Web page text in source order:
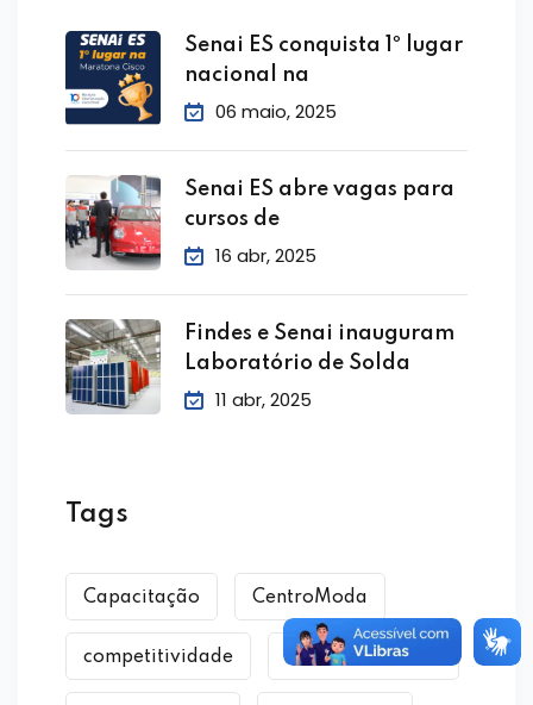
Senai ES conquista 1º lugar
nacional na
06 maio, 2025
Senai ES abre vagas para
cursos de
16 abr, 2025
Findes e Senai inauguram
Laboratório de Solda
11 abr, 2025
Tags
Capacitação CentroModa
competitividade Cursos Gratuitos